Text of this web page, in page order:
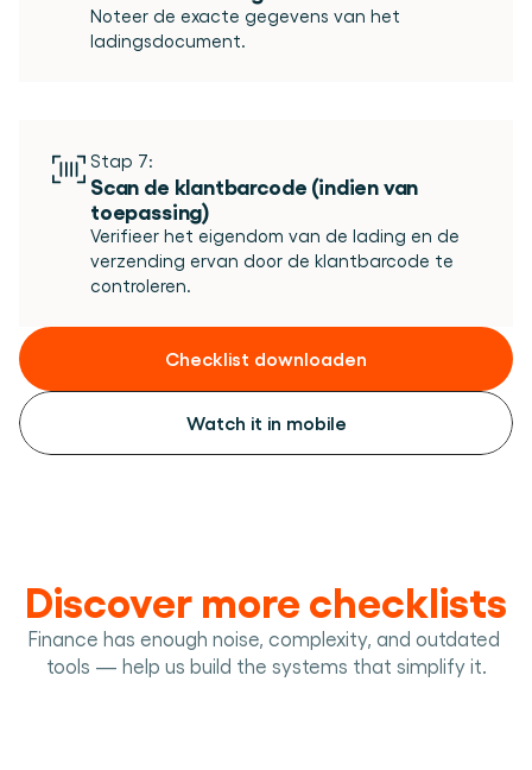
Noteer de exacte gegevens van het
Stap 7:
Scan de klantbarcode (indien van
toepassing)
Verifieer het eigendom van de lading en de
verzending ervan door de klantbarcode te
Checklist downloaden
Watch it in mobile
Discover more checklists
Finance has enough noise, complexity, and outdated
tools — help us build the systems that simplify it.